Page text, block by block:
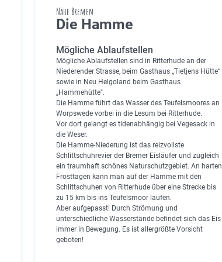
Nähe Bremen
Die Hamme
Mögliche Ablaufstellen
Mögliche Ablaufstellen sind in Ritterhude an der
Niederender Strasse, beim Gasthaus „Tietjens Hütte“
sowie in Neu Helgoland beim Gasthaus
„Hammehütte".
Die Hamme führt das Wasser des Teufelsmoores an
Worpswede vorbei in die Lesum bei Ritterhude.
Vor dort gelangt es tidenabhängig bei Vegesack in
die Weser.
Die Hamme-Niederung ist das reizvollste
Schlittschuhrevier der Bremer Eisläufer und zugleich
ein traumhaft schönes Naturschutzgebiet. An harten
Frosttagen kann man auf der Hamme mit den
Schlittschuhen von Ritterhude über eine Strecke bis
zu 15 km bis ins Teufelsmoor laufen.
Aber aufgepasst! Durch Strömung und
unterschiedliche Wasserstände befindet sich das Eis
immer in Bewegung. Es ist allergrößte Vorsicht
geboten!